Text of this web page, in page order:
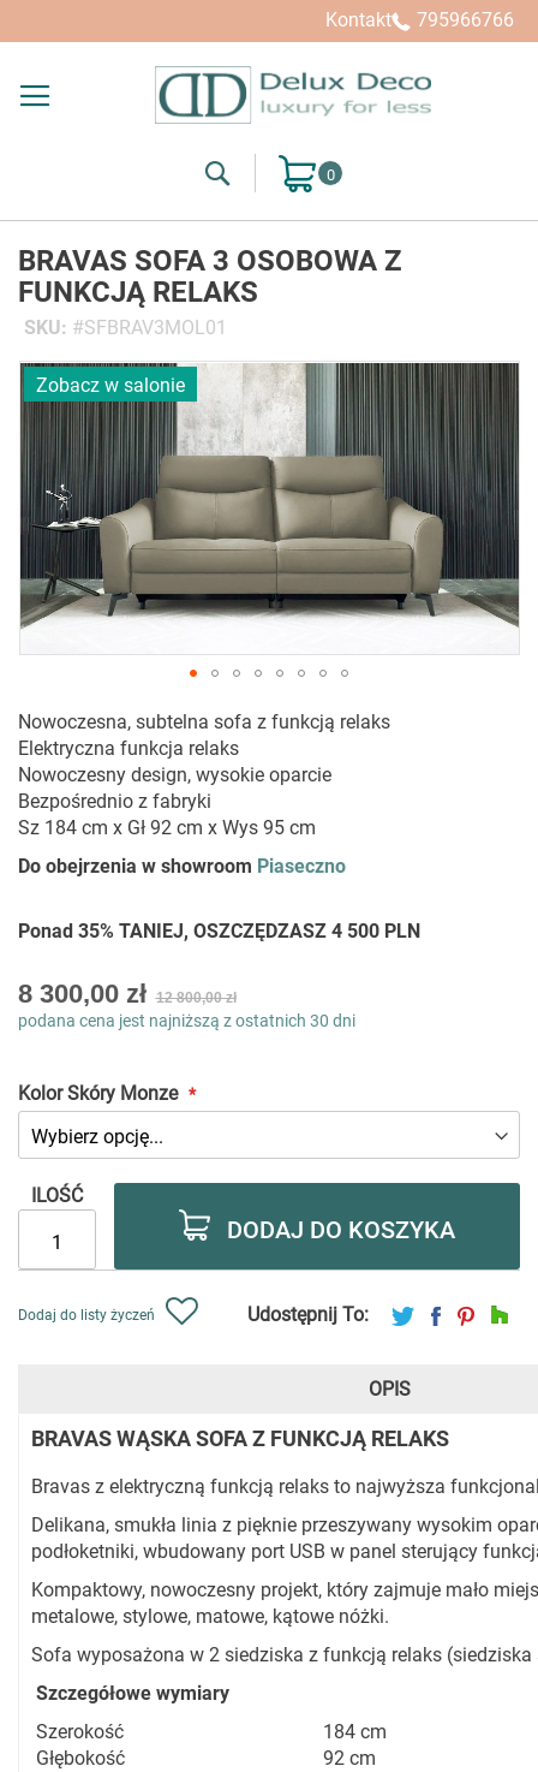
Kontakt 795966766
SearchMój koszyk
BRAVAS SOFA 3 OSOBOWA Z
FUNKCJĄ RELAKS
SKU
SFBRAV3MOL01
Przejdź
na
galerii
na
początek
galerii
Zobacz w salonie
Nowoczesna, subtelna sofa z funkcją relaks
Elektryczna funkcja relaks
Nowoczesny design, wysokie oparcie
Bezpośrednio z fabryki
Sz 184 cm x Gł 92 cm x Wys 95 cm
Do obejrzenia w showroom Piaseczno
Ponad 35% TANIEJ, OSZCZĘDZASZ 4 500 PLN
As
low
8 300,00 zł 12 800,00 zł
podana cena jest najniższą z ostatnich 30 dni
Kolor Skóry Monze
ILOŚĆ
DODAJ DO KOSZYKA
Dodaj do listy życzeń Udostępnij To:
OPIS
BRAVAS WĄSKA SOFA Z FUNKCJĄ RELAKS
Bravas z elektryczną funkcją relaks to najwyższa
Delikana, smukła linia z pięknie przeszywany wysokim
podłoketniki, wbudowany port USB w panel sterujący
Kompaktowy, nowoczesny projekt, który zajmuje mało
metalowe, stylowe, matowe, kątowe nóżki.
Sofa wyposażona w 2 siedziska z funkcją relaks (siedziska
Szczegółowe wymiary
Szerokość
184 cm
Głębokość
92 cm